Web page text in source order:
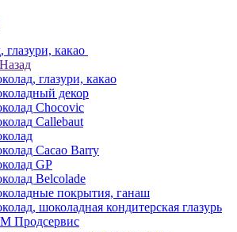
какао
Назад
глазури, какао
декор
Chocovic
Callebaut
Cacao Barry
GP
Belcolade
покрытия, ганаш
шоколадная кондитерская глазурь
Продсервис